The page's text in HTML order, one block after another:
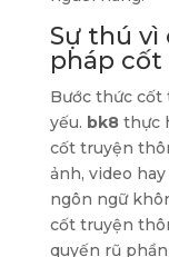
Sự thú vì
pháp
Bước thức cốt
yếu. bk8thực
cốt truyện
ảnh, video
ngôn ngữ
cốt truyện
quyến rũ